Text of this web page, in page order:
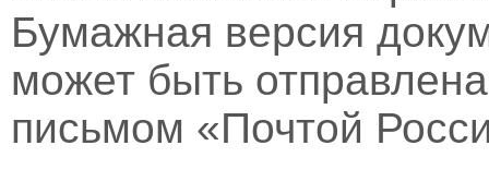
Бумажная версия
может быть
письмом «Почтой